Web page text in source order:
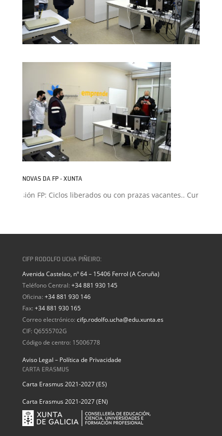
NOVAS DA FP - XUNTA
FP: Ciclos liberados ou con prazas vacantes.. Curso 2026-
CIFP RODOLFO UCHA PIÑEIRO:
Avenida Castelao, nº 64 – 15406 Ferrol (A Coruña)
Teléfono Central: +34 881 930 145
Oficina: +34 881 930 146
Fax: +34 881 930 165
Correo electrónico: cifp.rodolfo.ucha@edu.xunta.es
CIF: Q6555702G
Código de centro: 15006778
Aviso Legal – Política de Privacidade
CARTA ERASMUS
Carta Erasmus 2021-2027 (ES)
Carta Erasmus 2021-2027 (EN)